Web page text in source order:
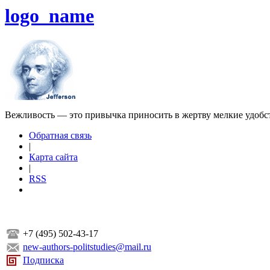
logo_name
Вежливость — это привычка приносить в жертву мелкие
Обратная связь
|
Карта сайта
|
RSS
+7 (495) 502-43-17
new-authors-politstudies@mail.ru
Подписка